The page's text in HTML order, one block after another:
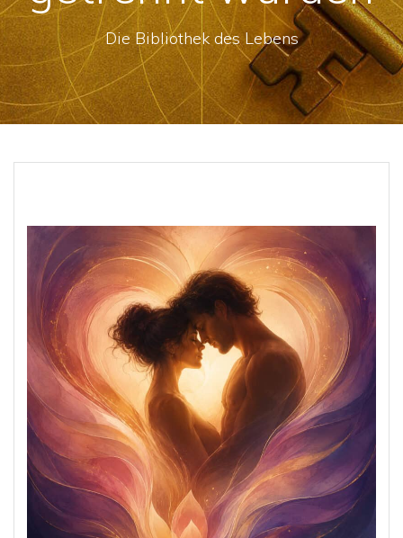
Die Bibliothek des Lebens